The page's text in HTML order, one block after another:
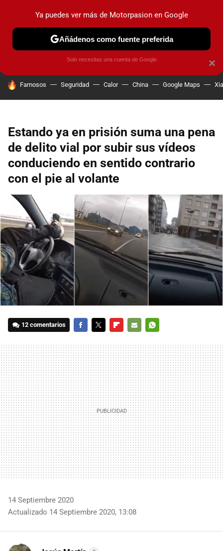
PRUEBAS COCHES ELÉCTRICOS OBSERVATORIO
HOY SE HABLA DE
Famosos Seguridad Calor China Google Maps
Estando ya en prisión suma una pena
de delito vial por subir sus vídeos
conduciendo en sentido contrario
con el pie al volante
12 comentarios
MAIL
14 Septiembre 2020
Actualizado 14 Septiembre 2020, 13:08
×
Ya puedes ver más de Motorpasion en Google
Añádenos como fuente preferida
Solo necesitas una cuenta de Google